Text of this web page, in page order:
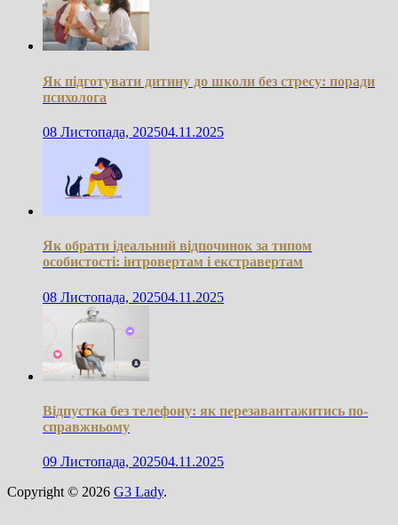
Як підготувати дитину до школи без стресу: поради
психолога
08 Листопада, 202504.11.2025
Як обрати ідеальний відпочинок за типом
особистості: інтровертам і екстравертам
08 Листопада, 202504.11.2025
Відпустка без телефону: як перезавантажитись по-
справжньому
09 Листопада, 202504.11.2025
Copyright © 2026 G3 Lady.